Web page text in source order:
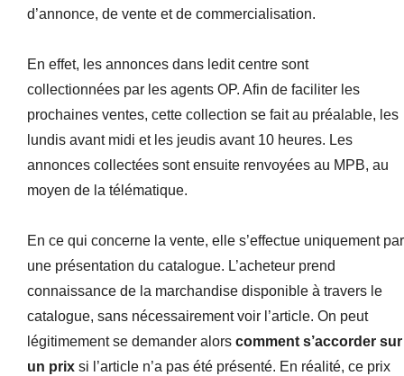
d’annonce, de vente et de commercialisation.
En effet, les annonces dans ledit centre sont
collectionnées par les agents OP. Afin de faciliter les
prochaines ventes, cette collection se fait au préalable, les
lundis avant midi et les jeudis avant 10 heures. Les
annonces collectées sont ensuite renvoyées au MPB, au
moyen de la télématique.
En ce qui concerne la vente, elle s’effectue uniquement par
une présentation du catalogue. L’acheteur prend
connaissance de la marchandise disponible à travers le
catalogue, sans nécessairement voir l’article. On peut
légitimement se demander alors comment s’accorder sur
un prix si l’article n’a pas été présenté. En réalité, ce prix